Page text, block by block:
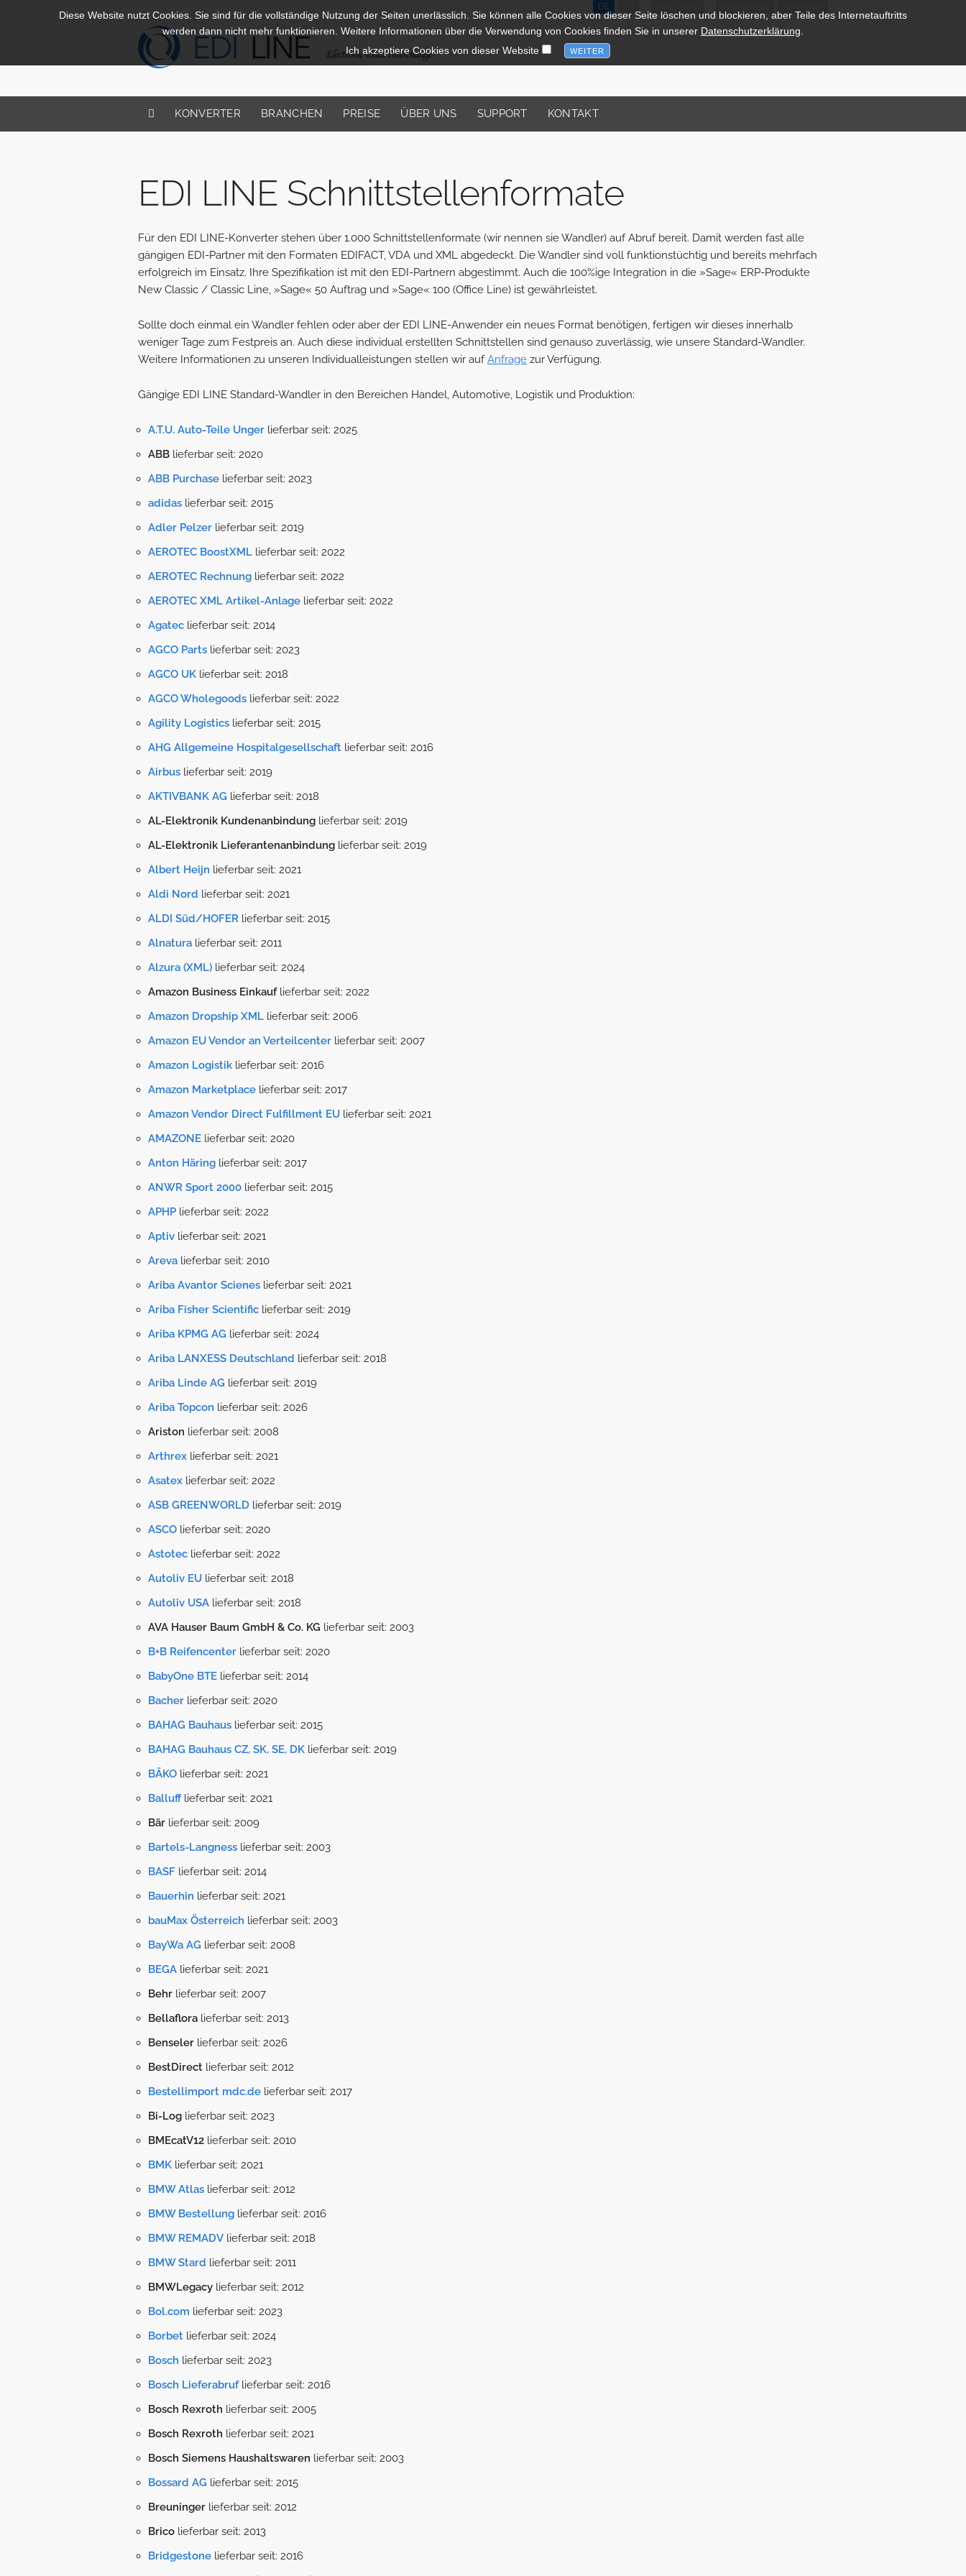
DE
KONVERTER BRANCHEN PREISE ÜBER UNS SUPPORT KONTAKT
EDI LINE Schnittstellenformate
Für den EDI LINE-Konverter stehen über 1.000 Schnittstellenformate (wir nennen sie Wandler) auf Abruf bereit. Damit werden fast alle
gängigen EDI-Partner mit den Formaten EDIFACT, VDA und XML abgedeckt. Die Wandler sind voll funktionstüchtig und bereits mehrfach
erfolgreich im Einsatz. Ihre Spezifikation ist mit den EDI-Partnern abgestimmt. Auch die 100%ige Integration in die »Sage« ERP-Produkte
New Classic / Classic Line, »Sage« 50 Auftrag und »Sage« 100 (Office Line) ist gewährleistet.
Sollte doch einmal ein Wandler fehlen oder aber der EDI LINE-Anwender ein neues Format benötigen, fertigen wir dieses innerhalb
weniger Tage zum Festpreis an. Auch diese individual erstellten Schnittstellen sind genauso zuverlässig, wie unsere Standard-Wandler.
Weitere Informationen zu unseren Individualleistungen stellen wir aufAnfrage zur Verfügung.
Gängige EDI LINE Standard-Wandler in den Bereichen Handel, Automotive, Logistik und Produktion:
A.T.U. Auto-Teile Unger lieferbar seit: 2025
ABB lieferbar seit: 2020
ABB Purchase lieferbar seit: 2023
adidas lieferbar seit: 2015
Adler Pelzer lieferbar seit: 2019
AEROTEC BoostXML lieferbar seit: 2022
AEROTEC Rechnung lieferbar seit: 2022
AEROTEC XML Artikel-Anlage lieferbar seit: 2022
Agatec lieferbar seit: 2014
AGCO Parts lieferbar seit: 2023
AGCO UK lieferbar seit: 2018
AGCO Wholegoods lieferbar seit: 2022
Agility Logistics lieferbar seit: 2015
AHG Allgemeine Hospitalgesellschaft lieferbar seit: 2016
Airbus lieferbar seit: 2019
AKTIVBANK AG lieferbar seit: 2018
AL-Elektronik Kundenanbindung lieferbar seit: 2019
AL-Elektronik Lieferantenanbindung lieferbar seit: 2019
Albert Heijn lieferbar seit: 2021
Aldi Nord lieferbar seit: 2021
ALDI Süd/HOFER lieferbar seit: 2015
Alnatura lieferbar seit: 2011
Alzura (XML) lieferbar seit: 2024
Amazon Business Einkauflieferbar seit: 2022
Amazon Dropship XML lieferbar seit: 2006
Amazon EU Vendor an Verteilcenter lieferbar seit: 2007
Amazon Logistik lieferbar seit: 2016
Amazon Marketplace lieferbar seit: 2017
Amazon Vendor Direct Fulfillment EU lieferbar seit: 2021
AMAZONE lieferbar seit: 2020
Anton Häring lieferbar seit: 2017
ANWR Sport 2000 lieferbar seit: 2015
APHP lieferbar seit: 2022
Aptiv lieferbar seit: 2021
Areva lieferbar seit: 2010
Ariba Avantor Scienes lieferbar seit: 2021
Ariba Fisher Scientific lieferbar seit: 2019
Ariba KPMG AG lieferbar seit: 2024
Ariba LANXESS Deutschland lieferbar seit: 2018
Ariba Linde AG lieferbar seit: 2019
Ariba Topcon lieferbar seit: 2026
Ariston lieferbar seit: 2008
Arthrex lieferbar seit: 2021
Asatex lieferbar seit: 2022
ASB GREENWORLD lieferbar seit: 2019
ASCO lieferbar seit: 2020
Astotec lieferbar seit: 2022
Autoliv EU lieferbar seit: 2018
Autoliv USA lieferbar seit: 2018
AVA Hauser Baum GmbH & Co. KG lieferbar seit: 2003
B+B Reifencenter lieferbar seit: 2020
BabyOne BTE lieferbar seit: 2014
Bacher lieferbar seit: 2020
BAHAG Bauhaus lieferbar seit: 2015
BAHAG Bauhaus CZ, SK, SE, DK lieferbar seit: 2019
BÄKO lieferbar seit: 2021
Ballufflieferbar seit: 2021
Bär lieferbar seit: 2009
Bartels-Langness lieferbar seit: 2003
BASF lieferbar seit: 2014
Bauerhin lieferbar seit: 2021
bauMax Österreich lieferbar seit: 2003
BayWa AG lieferbar seit: 2008
BEGA lieferbar seit: 2021
Behr lieferbar seit: 2007
Bellaflora lieferbar seit: 2013
Benseler lieferbar seit: 2026
BestDirect lieferbar seit: 2012
Bestellimport mdc.de lieferbar seit: 2017
Bi-Log lieferbar seit: 2023
BMEcatV12 lieferbar seit: 2010
BMK lieferbar seit: 2021
BMW Atlas lieferbar seit: 2012
BMW Bestellung lieferbar seit: 2016
BMW REMADV lieferbar seit: 2018
BMW Stard lieferbar seit: 2011
BMWLegacy lieferbar seit: 2012
Bol.com lieferbar seit: 2023
Borbet lieferbar seit: 2024
Bosch lieferbar seit: 2023
Bosch Lieferabruflieferbar seit: 2016
Bosch Rexroth lieferbar seit: 2005
Bosch Rexroth lieferbar seit: 2021
Bosch Siemens Haushaltswaren lieferbar seit: 2003
Bossard AG lieferbar seit: 2015
Breuninger lieferbar seit: 2012
Brico lieferbar seit: 2013
Bridgestone lieferbar seit: 2016
Diese Website nutzt Cookies. Sie sind für die vollständige Nutzung der Seiten unerlässlich. Sie können alle Cookies von dieser Seite löschen und blockieren, aber Teile des Internetauftritts
werden dann nicht mehr funktionieren. Weitere Informationen über die Verwendung von Cookies finden Sie in unserer Datenschutzerklärung
Ich akzeptiere Cookies von dieser Website